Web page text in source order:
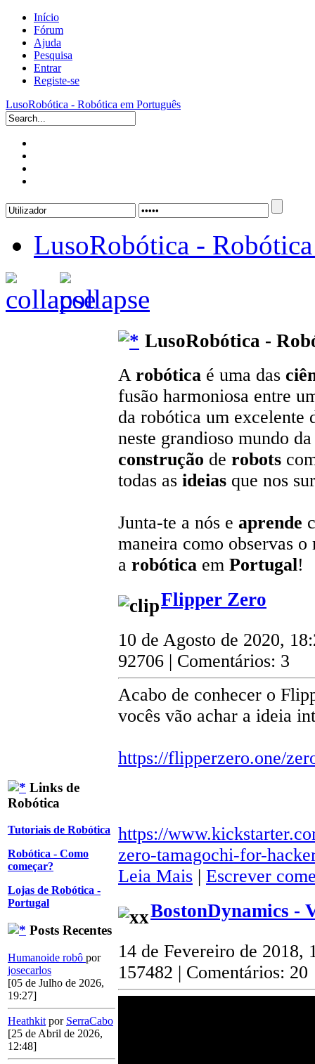
Início
Fórum
Ajuda
Pesquisa
Entrar
Registe-se
LusoRobótica - Robótica em Português
LusoRobótica -
Links de
Robótica
Tutoriais de Robótica
Robótica - Como
começar?
Lojas de Robótica -
Portugal
Posts Recentes
Humanoide robô por
josecarlos
[05 de Julho de 2026,
19:27]
Heathkit por SerraCabo
[25 de Abril de 2026,
12:48]
LusoRobótica -
A robótica é uma das
fusão harmoniosa entre
da robótica um excelente
neste grandioso mundo
construção de robots
todas as ideias que nos
Junta-te a nós e aprende
maneira como observas
a robótica em Portugal!
Flipper Zero
10 de Agosto de 2020,
92706 | Comentários: 3
Acabo de conhecer o
vocês vão achar a ideia
https://flipperzero.one/
https://
zero-tamagochi-for-
Leia Mais | Escrever
BostonDynamics -
14 de Fevereiro de 2018,
157482 | Comentários: 20